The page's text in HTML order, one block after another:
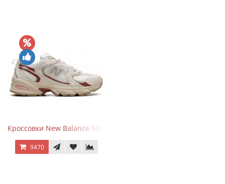
Кроссовки New Balance 530 Festival Pack Clay
9470